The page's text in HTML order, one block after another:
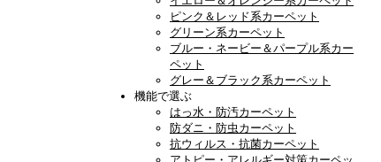
ピンク＆レッド系カーペット
グリーン系カーペット
ブルー・ネービー＆パープル系カー
ペット
グレー＆ブラック系カーペット
機能で選ぶ
はっ水・防汚カーペット
防ダニ・防虫カーペット
抗ウィルス・抗菌カーペット
アトピー・アレルギー対策カーペッ